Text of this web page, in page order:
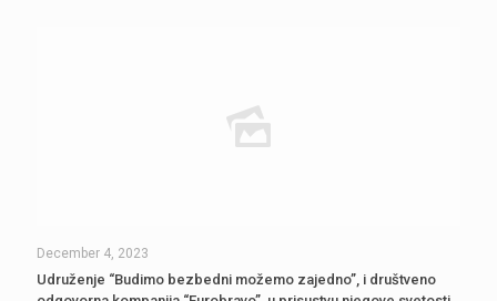
December 4, 2023
Udruženje “Budimo bezbedni možemo zajedno”, i društveno